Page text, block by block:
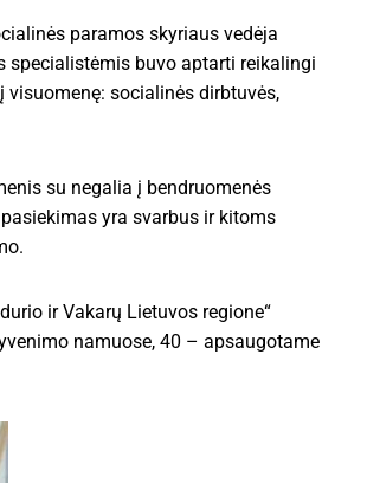
paramos skyriaus vedėja
specialistėmis buvo aptarti reikalingi
socialinės dirbtuvės,
su negalia į bendruomenės
yra svarbus ir kitoms
ir Vakarų Lietuvos regione“
namuose, 40 – apsaugotame